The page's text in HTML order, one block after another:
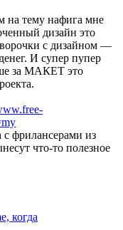
на тему нафига мне
дизайн это
с дизайном —
И супер пупер
за МАКЕТ это
с фрилансерами из
что-то полезное
когда